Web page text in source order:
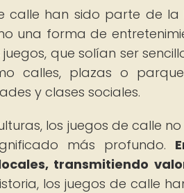
calle han sido parte de
una forma de
juegos, que solían ser
calles, plazas o
y clases sociales.
los juegos de calle
más profundo.
transmitiendo
los juegos de calle